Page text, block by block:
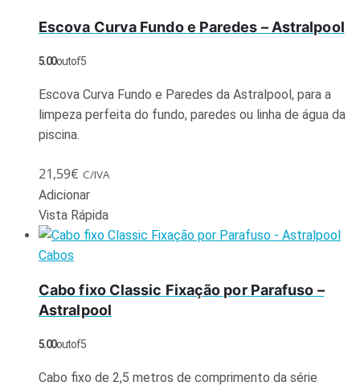
Escova Curva Fundo e Paredes – Astralpool
5.00out of 5
Escova Curva Fundo e Paredes da Astralpool, para a
limpeza perfeita do fundo, paredes ou linha de água da
piscina.
21,59€ C/IVA
Adicionar
Vista Rápida
Cabos
Cabo fixo Classic Fixação por Parafuso –
Astralpool
5.00out of 5
Cabo fixo de 2,5 metros de comprimento da série